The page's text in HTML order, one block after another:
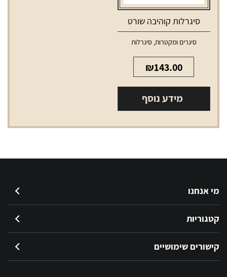
סיגרלות קוהיבה שורט
סיגרים ומקטרות,סיגרלות
₪143.00
מידע נוסף
מי אנחנו
קטגוריות
קישורים שימושיים